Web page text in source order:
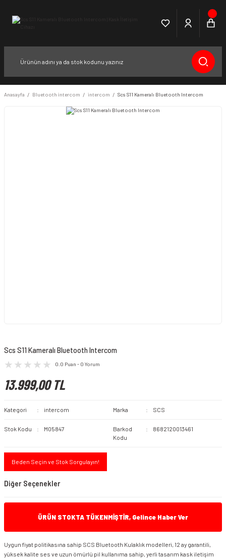
Anasayfa Bluetooth intercom intercom Scs S11 Kameralı Bluetooth Intercom
Scs S11 Kameralı Bluetooth Intercom
0.0 Puan - 0 Yorum
13.999,00 TL
Kategori intercom Marka SCS
Stok Kodu M05847
Barkod
Kodu
8682120013461
Beden Seçin ve Stok Sorgulayın!
Diğer Seçenekler
ÜRÜN STOKTA TÜKENMİŞTİR, Gelince Haber Ver
Uygun fiyat politikasına sahip SCS Bluetooth Kulaklık modelleri, 12 ay garantili,
yüksek kalite ses ve uzun ömürlü pil kullanıma sahip, yerli tasarım kask iletişim